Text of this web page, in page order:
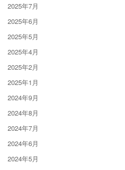
2025年7月
2025年6月
2025年5月
2025年4月
2025年2月
2025年1月
2024年9月
2024年8月
2024年7月
2024年6月
2024年5月